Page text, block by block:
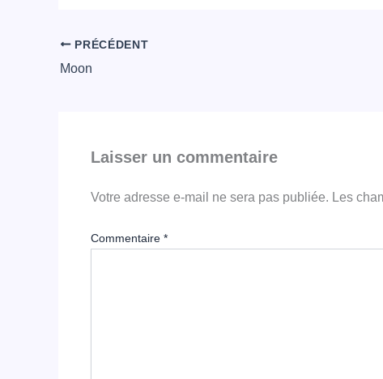
PRÉCÉDENT
Moon
Laisser un commentaire
Votre adresse e-mail ne sera pas publiée. Les
Commentaire *